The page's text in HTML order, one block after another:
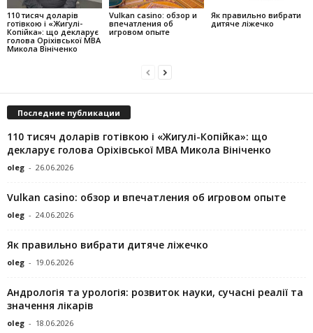
110 тисяч доларів
готівкою і «Жигулі-
Копійка»: що декларує
голова Оріхівської МВА
Микола Вініченко
Vulkan casino: обзор и
впечатления об
игровом опыте
Як правильно вибрати
дитяче ліжечко
Последние публикации
110 тисяч доларів готівкою і «Жигулі-Копійка»: що
декларує голова Оріхівської МВА Микола Вініченко
oleg - 26.06.2026
Vulkan casino: обзор и впечатления об игровом опыте
oleg - 24.06.2026
Як правильно вибрати дитяче ліжечко
oleg - 19.06.2026
Андрологія та урологія: розвиток науки, сучасні реалії та
значення лікарів
oleg - 18.06.2026